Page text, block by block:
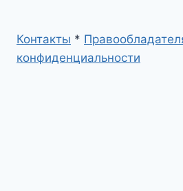
Контакты *
конфиденциальности